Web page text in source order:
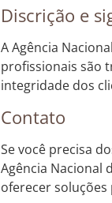
Discrição e
A Agência
profissionais são
integridade dos
Contato
Se você precisa
Agência Nacional
oferecer soluções